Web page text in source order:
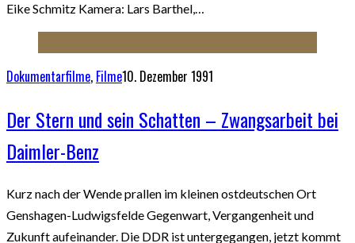
Eike Schmitz Kamera: Lars Barthel,…
Dokumentarfilme, Filme10. Dezember 1991
Der Stern und sein Schatten – Zwangsarbeit bei
Daimler-Benz
Kurz nach der Wende prallen im kleinen ostdeutschen Ort
Genshagen-Ludwigsfelde Gegenwart, Vergangenheit und
Zukunft aufeinander. Die DDR ist untergegangen, jetzt kommt